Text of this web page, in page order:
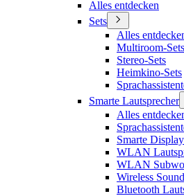
Alles entdecken
Sets
Alles
Multiroom-Sets
Stereo-Sets
Heimkino-Sets
Smarte Lautsprecher
Alles
Smarte
WLAN
WLAN
Wireless
Bluetooth